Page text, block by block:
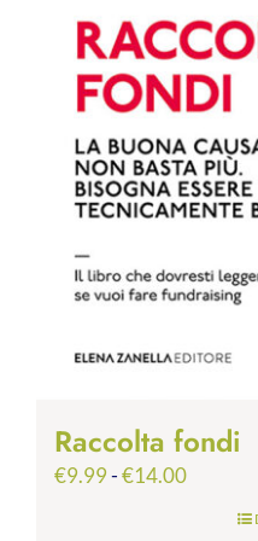
Raccolta fondi
€9.99-€14.00Fascia
prezzo: